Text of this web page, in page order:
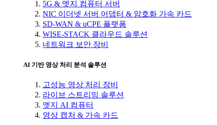
5G & 엣지 컴퓨터 서버
NIC 이더넷 서버 어댑터 & 암호화 가속 카드
SD-WAN & uCPE 플랫폼
WISE-STACK 클라우드 솔루션
네트워크 보안 장비
AI 기반 영상 처리 분석 솔루션
고성능 영상 처리 장비
라이브 스트리밍 솔루션
엣지 AI 컴퓨터
영상 캡처 & 가속 카드